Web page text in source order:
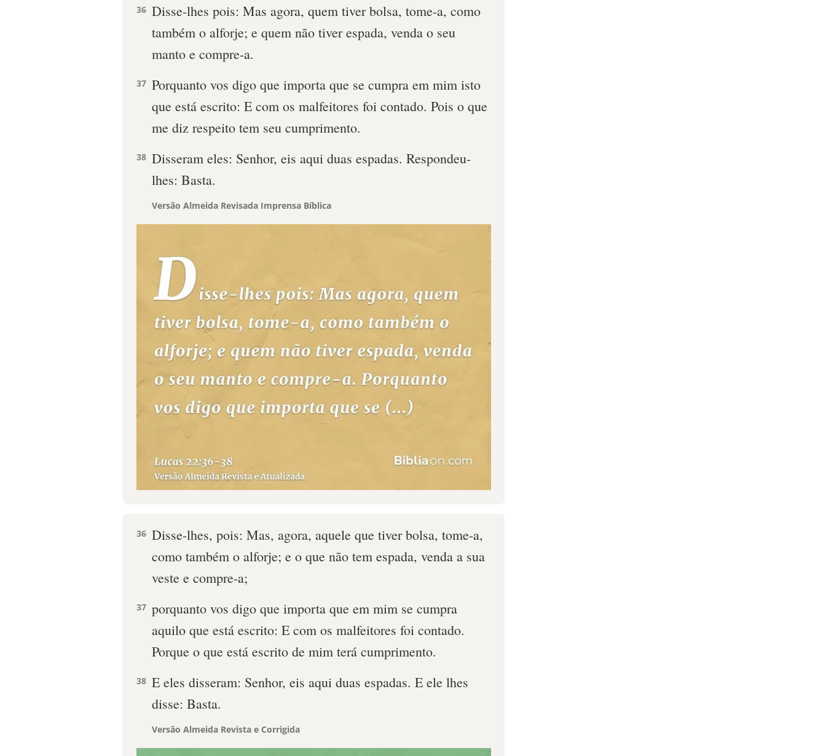
36 Disse-lhes pois: Mas agora, quem tiver bolsa, tome-a, como
também o alforje; e quem não tiver espada, venda o seu
manto e compre-a.
37 Porquanto vos digo que importa que se cumpra em mim isto
que está escrito: E com os malfeitores foi contado. Pois o que
me diz respeito tem seu cumprimento.
38 Disseram eles: Senhor, eis aqui duas espadas. Respondeu-
lhes: Basta.
Versão Almeida Revisada Imprensa Bíblica
36 Disse-lhes, pois: Mas, agora, aquele que tiver bolsa, tome-a,
como também o alforje; e o que não tem espada, venda a sua
veste e compre-a;
37 porquanto vos digo que importa que em mim se cumpra
aquilo que está escrito: E com os malfeitores foi contado.
Porque o que está escrito de mim terá cumprimento.
38 E eles disseram: Senhor, eis aqui duas espadas. E ele lhes
disse: Basta.
Versão Almeida Revista e Corrigida